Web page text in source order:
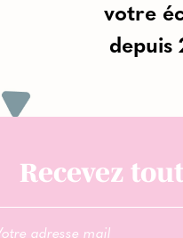
votre
depuis
Recevez